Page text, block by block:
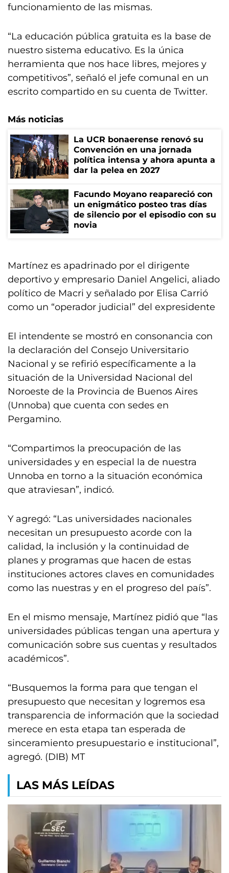
funcionamiento de las mismas.
“La educación pública gratuita es la base de
nuestro sistema educativo. Es la única
herramienta que nos hace libres, mejores y
competitivos”, señaló el jefe comunal en un
escrito compartido en su cuenta de Twitter.
Más noticias
La UCR bonaerense renovó su
Convención en una jornada
política intensa y ahora apunta a
dar la pelea en 2027
Facundo Moyano reapareció con
un enigmático posteo tras días
de silencio por el episodio con su
novia
Martínez es apadrinado por el dirigente
deportivo y empresario Daniel Angelici, aliado
político de Macri y señalado por Elisa Carrió
como un “operador judicial” del expresidente
El intendente se mostró en consonancia con
la declaración del Consejo Universitario
Nacional y se refirió específicamente a la
situación de la Universidad Nacional del
Noroeste de la Provincia de Buenos Aires
(Unnoba) que cuenta con sedes en
Pergamino.
“Compartimos la preocupación de las
universidades y en especial la de nuestra
Unnoba en torno a la situación económica
que atraviesan”, indicó.
Y agregó: “Las universidades nacionales
necesitan un presupuesto acorde con la
calidad, la inclusión y la continuidad de
planes y programas que hacen de estas
instituciones actores claves en comunidades
como las nuestras y en el progreso del país”.
En el mismo mensaje, Martínez pidió que “las
universidades públicas tengan una apertura y
comunicación sobre sus cuentas y resultados
académicos”.
“Busquemos la forma para que tengan el
presupuesto que necesitan y logremos esa
transparencia de información que la sociedad
merece en esta etapa tan esperada de
sinceramiento presupuestario e institucional”,
agregó. (DIB) MT
LAS MÁS LEÍDAS